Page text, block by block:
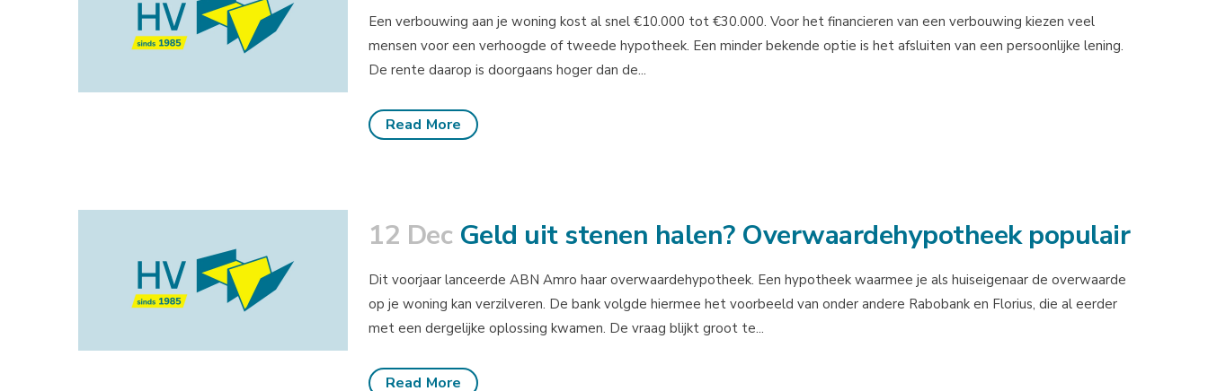
Een verbouwing aan je woning kost al snel €10.000 tot €30.000. Voor het financieren van een verbouwing kiezen veel
mensen voor een verhoogde of tweede hypotheek. Een minder bekende optie is het afsluiten van een persoonlijke lening.
De rente daarop is doorgaans hoger dan de...
Read More
12 Dec Geld uit stenen halen? Overwaardehypotheek populair
Dit voorjaar lanceerde ABN Amro haar overwaardehypotheek. Een hypotheek waarmee je als huiseigenaar de overwaarde
op je woning kan verzilveren. De bank volgde hiermee het voorbeeld van onder andere Rabobank en Florius, die al eerder
met een dergelijke oplossing kwamen. De vraag blijkt groot te...
Read More